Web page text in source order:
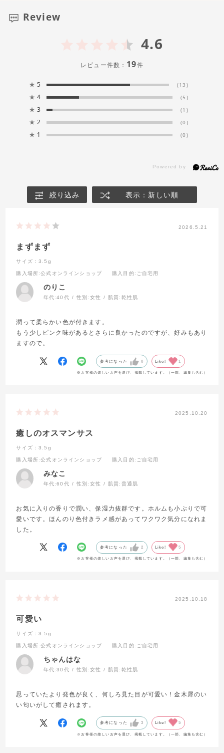
Review
4.6
レビュー件数： 19件
★ 5 (13)
★ 4 (5)
★ 3 (1)
★ 2 (0)
★ 1 (0)
絞り込み 表示：新しい順
2026.5.21
まずまず
サイズ：3.5g
購入場所:公式オンラインショップ 購入目的 :ご自宅用
のりこ
年代:40代 性別: 女性 肌質: 乾性肌
潤って柔らかい色が付きます。
もう少しピンク味があるとさらに良かったのですが、好みもあり
ますので。
参考になった 0 Like! 1
※お客様の嬉しいお声を選び、掲載しています。（一部、編集も含む）
2025.10.20
癒しのオスマンサス
サイズ：3.5g
購入場所:公式オンラインショップ 購入目的 :ご自宅用
みなこ
年代:60代 性別: 女性 肌質: 普通肌
お気に入りの香りで潤い、保湿力抜群です。ホルムも小ぶりで可
愛いです。ほんのり色付きラメ感があってワクワク気分になれま
した。
参考になった 2 Like! 5
※お客様の嬉しいお声を選び、掲載しています。（一部、編集も含む）
2025.10.18
可愛い
サイズ：3.5g
購入場所:公式オンラインショップ 購入目的 :ご自宅用
ちゃんはな
年代:30代 性別: 女性 肌質: 乾性肌
思っていたより発色が良く、何しろ見た目が可愛い！金木犀のい
い匂いがして癒されます。
参考になった 3 Like! 5
※お客様の嬉しいお声を選び、掲載しています。（一部、編集も含む）